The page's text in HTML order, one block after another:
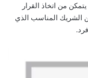
من اتخاذ القرار
الشريك المناسب الذي